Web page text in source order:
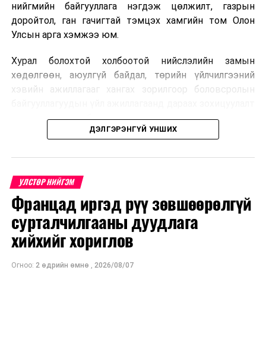
нийгмийн байгууллага нэгдэж цөлжилт, газрын
доройтол, ган гачигтай тэмцэх хамгийн том Олон
Улсын арга хэмжээ юм.
Хурал болохтой холбоотой нийслэлийн замын
хөдөлгөөн, аюулгүй байдал, төрийн үйлчилгээний
хэвийн ажиллагааг хангах зорилгоор боловсролын
хэрэгжүүлэхээр болжээ .
2026 оны 8 дугаар сарын 10–23-ны өдрүүдэд
E-Mongolia системээр бүртгэнэ.
Нэгдүгээр ангийн элсэлт
2026 оны 8 дугаар сарын 17–28-ны өдрүүдэд
E-Mongolia системээр бүртгэнэ.
ДЭЛГЭРЭНГҮЙ УНШИХ
УЛСТӨР НИЙГЭМ
Францад иргэд рүү зөвшөөрөлгүй
сурталчилгааны дуудлага
хийхийг хориглов
Огноо: 2 өдрийн өмнө , 2026/08/07